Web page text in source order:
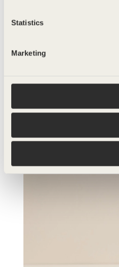
Statistics
Marketing